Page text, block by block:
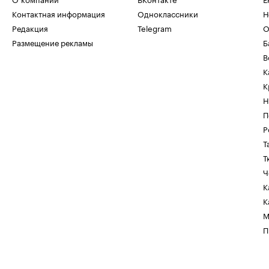
Контактная информация
Редакция
Размещение рекламы
Одноклассники
Telegram